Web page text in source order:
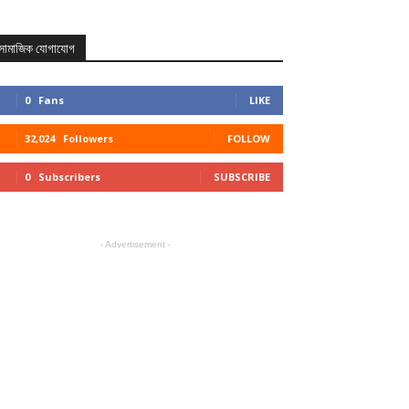
যোগাযোগ
0 Fans LIKE
32,024 Followers FOLLOW
0 Subscribers SUBSCRIBE
- Advertisement -